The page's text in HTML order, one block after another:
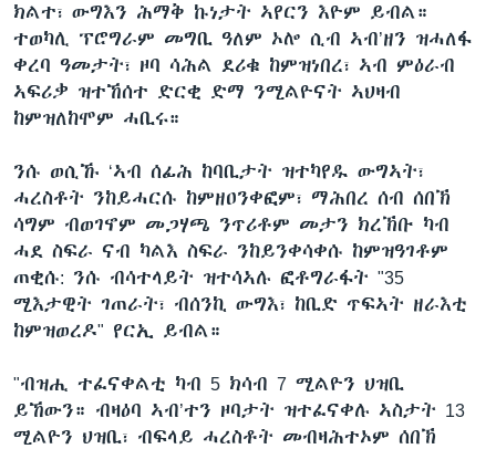
ክልተ፣ ውግእን ሕማቅ ኩነታት ኣየርን እዮም ይብል።
ተወካሊ ፕሮግራም መግቢ ዓለም ኦሎ ሲብ ኣብ’ዘን ዝሓለፋ
ቀረባ ዓመታት፣ ዞባ ሳሕል ደሪቁ ከምዝነበረ፣ ኣብ ምዕራብ
ኣፍሪቃ ዝተኸሰተ ድርቂ ድማ ንሚልዮናት ኣህዛብ
ከምዝለከሞም ሓቢሩ።
ንሱ ወሲኹ ‘ኣብ ሰፊሕ ከባቢታት ዝተካየዱ ውግኣት፣
ሓረስቶት ንከይሓርሱ ከምዘዐንቀፎም፣ ማሕበረ ሰብ ሰበኽ
ሳግም ብወገኖም መጋሃጫ ንጥሪቶም መታን ክረኽቡ ካብ
ሓደ ስፍራ ናብ ካልእ ስፍራ ንከይንቀሳቀሱ ከምዝዓገቶም
ጠቂሱ: ንሱ ብሳተላይት ዝተሳኣሉ ፎቶግራፋት "35
ሚእታዊት ገጠራት፣ ብሰንኪ ውግእ፣ ከቢድ ጥፍኣት ዘራእቲ
ከምዝወረዶ" የርኢ ይብል።
"ብዝሒ ተፈናቀልቲ ካብ 5 ክሳብ 7 ሚልዮን ህዝቢ
ይኸውን። ብዛዕባ ኣብ’ተን ዞባታት ዝተፈናቀሉ ኣስታት 13
ሚልዮን ህዝቢ፣ ብፍላይ ሓረስቶት መብዛሕተኦም ሰበኽ